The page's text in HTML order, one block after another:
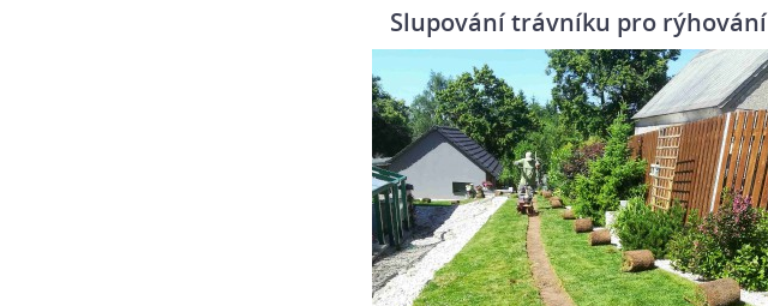
Slupování trávníku pro rýhování